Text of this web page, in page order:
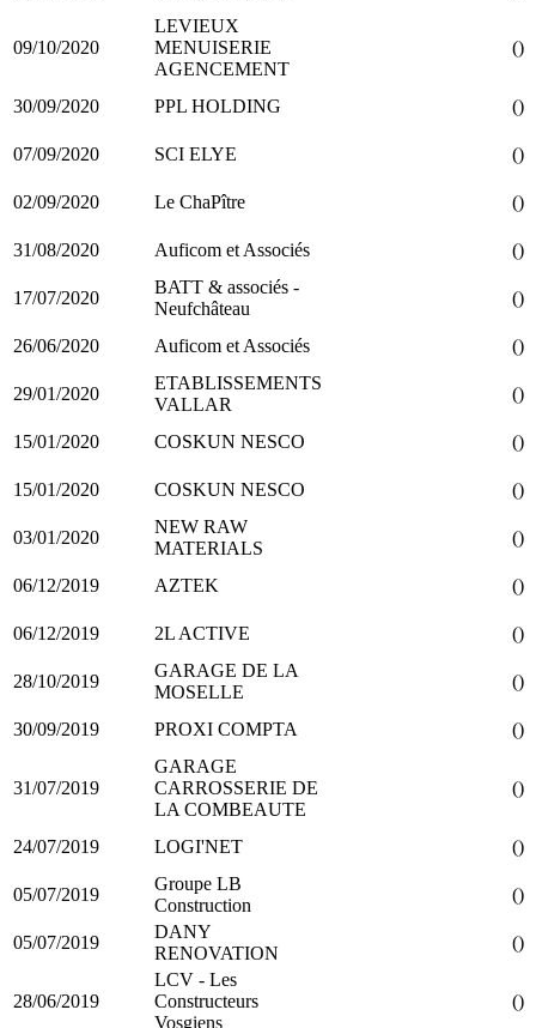
09/10/2020
LEVIEUX
MENUISERIE
AGENCEMENT
()
30/09/2020 PPL HOLDING ()
07/09/2020 SCI ELYE ()
02/09/2020 Le ChaPître ()
31/08/2020 Auficom et Associés ()
17/07/2020
BATT & associés -
Neufchâteau
()
26/06/2020 Auficom et Associés ()
29/01/2020
ETABLISSEMENTS
VALLAR
()
15/01/2020 COSKUN NESCO ()
15/01/2020 COSKUN NESCO ()
03/01/2020
NEW RAW
MATERIALS
()
06/12/2019 AZTEK ()
06/12/2019 2L ACTIVE ()
28/10/2019
GARAGE DE LA
MOSELLE
()
30/09/2019 PROXI COMPTA ()
31/07/2019
GARAGE
CARROSSERIE DE
LA COMBEAUTE
()
24/07/2019 LOGI'NET ()
05/07/2019
Groupe LB
Construction
()
05/07/2019
DANY
RENOVATION
()
28/06/2019
LCV - Les
Constructeurs
Vosgiens
()